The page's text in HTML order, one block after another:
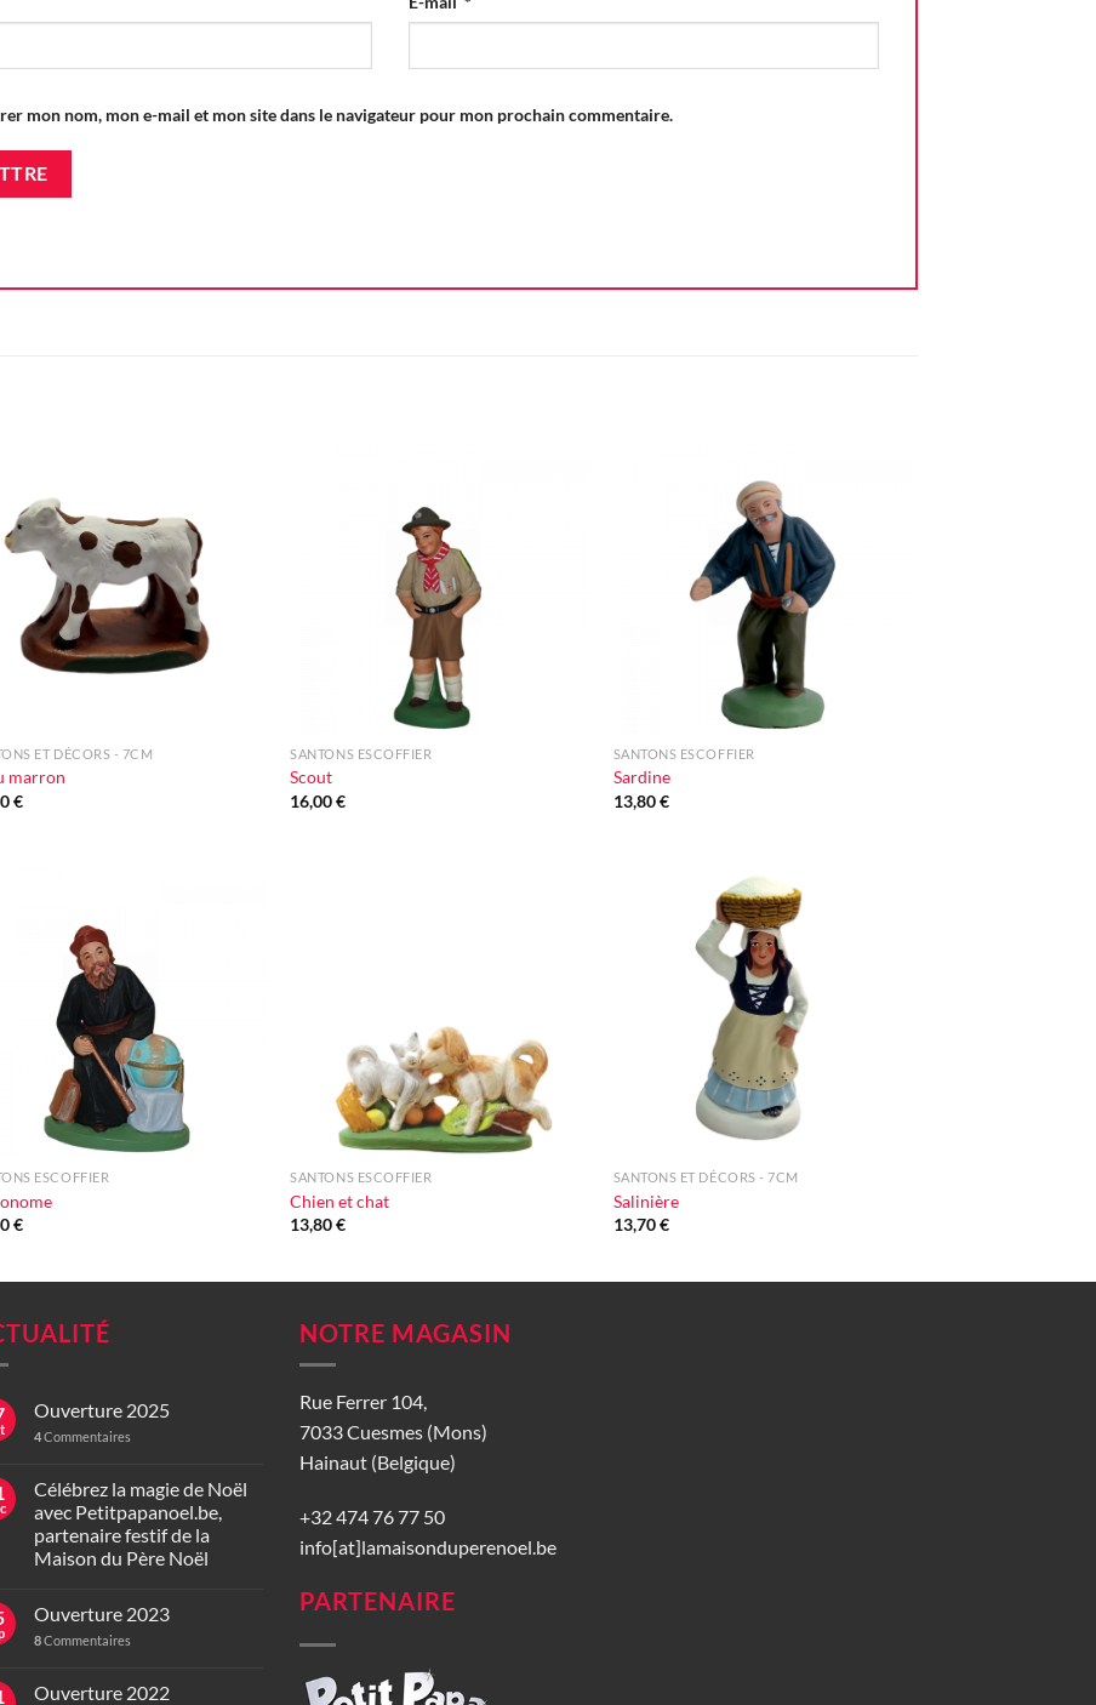
mon nom, mon e-mail et mon site dans le navigateur pour mon prochain commentaire.
d'envie
ET DÉCORS - 7CM
marron
€
SANTONS ESCOFFIER
Scout
16,00€
SANTONS ESCOFFIER
Sardine
13,80€
ESCOFFIER
€
SANTONS ESCOFFIER
Chien et chat
13,80€
SANTONS ET DÉCORS - 7CM
Salinière
13,70€
Ouverture 2025
4Commentaires
Célébrez la magie de Noël
avec Petitpapanoel.be,
partenaire festif de la
Maison du Père Noël
Ouverture 2023
8Commentaires
Ouverture 2022
NOTRE MAGASIN
Rue Ferrer 104,
7033 Cuesmes (Mons)
Hainaut (Belgique)
+32 474 76 77 50
info[at]lamaisonduperenoel.be
PARTENAIRE